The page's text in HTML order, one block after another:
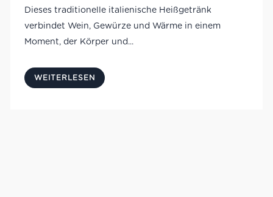
Dieses traditionelle italienische Heißgetränk
verbindet Wein, Gewürze und Wärme in einem
Moment, der Körper und...
WEITERLESEN